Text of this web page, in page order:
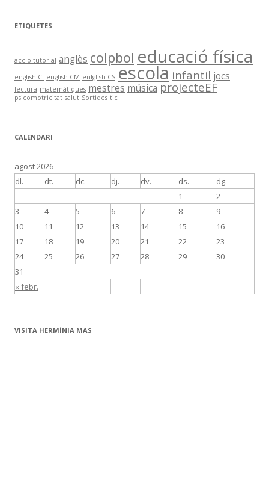
ETIQUETES
acció tutorial anglès colpbol educació física
english CI english CM enlglish CS escola infantil jocs
lectura matemàtiques mestres música projecteEF
psicomotricitat salut Sortides tic
CALENDARI
agost 2026
dl.
dt. dc. dj. dv. ds. dg.
« febr.
1
2
3
4 5 6 7 8
9
10
11 12 13 14 15
16
17
18 19 20 21 22
23
24
25 26 27 28 29
30
31
VISITA HERMÍNIA MAS